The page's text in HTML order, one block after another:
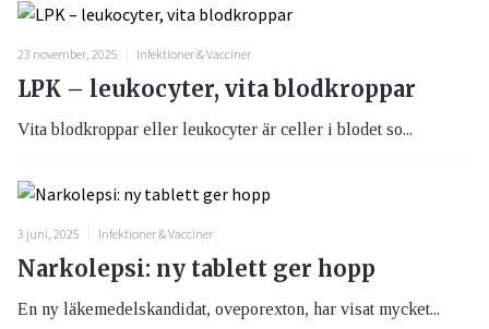
23 november, 2025 Infektioner & Vacciner
LPK – leukocyter, vita blodkroppar
Vita blodkroppar eller leukocyter är celler i blodet so...
3 juni, 2025 Infektioner & Vacciner
Narkolepsi: ny tablett ger hopp
En ny läkemedelskandidat, oveporexton, har visat mycket...